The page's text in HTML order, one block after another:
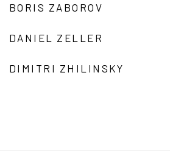
BORIS ZABOROV
DANIEL ZELLER
DIMITRI ZHILINSKY